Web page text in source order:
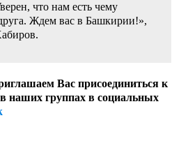
что нам есть чему
Ждем вас в Башкирии!»,
Вас присоединиться к
наших группах в социальных